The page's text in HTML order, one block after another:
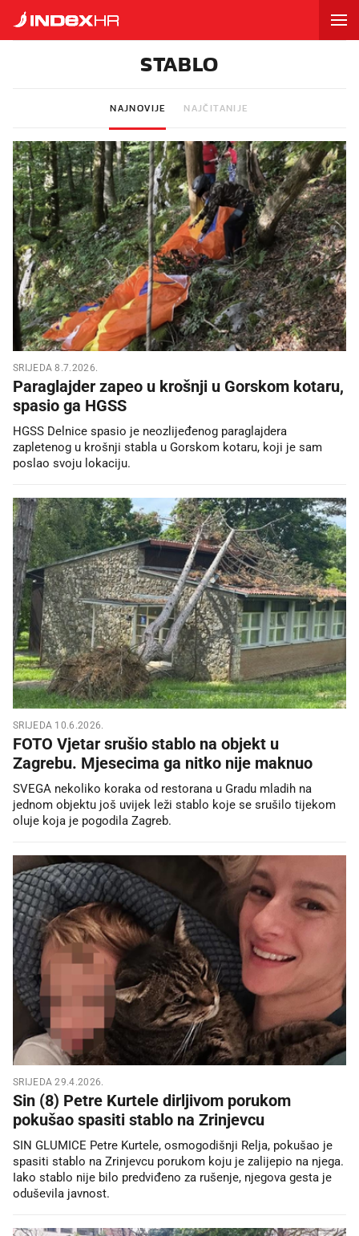
STABLO
NAJNOVIJE NAJČITANIJE
SRIJEDA 8.7.2026.
Paraglajder zapeo u krošnji u Gorskom kotaru,
spasio ga HGSS
HGSS Delnice spasio je neozlijeđenog paraglajdera
zapletenog u krošnji stabla u Gorskom kotaru, koji je sam
poslao svoju lokaciju.
SRIJEDA 10.6.2026.
FOTO Vjetar srušio stablo na objekt u
Zagrebu. Mjesecima ga nitko nije maknuo
SVEGA nekoliko koraka od restorana u Gradu mladih na
jednom objektu još uvijek leži stablo koje se srušilo tijekom
oluje koja je pogodila Zagreb.
SRIJEDA 29.4.2026.
Sin (8) Petre Kurtele dirljivom porukom
pokušao spasiti stablo na Zrinjevcu
SIN GLUMICE Petre Kurtele, osmogodišnji Relja, pokušao je
spasiti stablo na Zrinjevcu porukom koju je zalijepio na njega.
Iako stablo nije bilo predviđeno za rušenje, njegova gesta je
oduševila javnost.